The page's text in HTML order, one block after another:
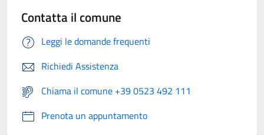
Contatta il comune
Leggi le domande frequenti
Richiedi Assistenza
Chiama il comune +39 0523 492 111
Prenota un appuntamento